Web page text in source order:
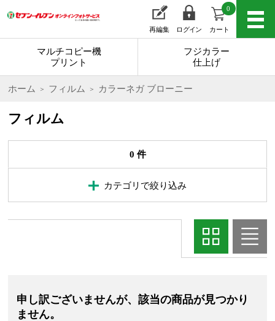
再編集 ログイン カート
0
マルチコピー機
プリント
フジカラー
仕上げ
ホーム フィルム カラーネガ ブローニー
フィルム
0 件
カテゴリで絞り込み
申し訳ございませんが、該当の商品が見つかり
ません。